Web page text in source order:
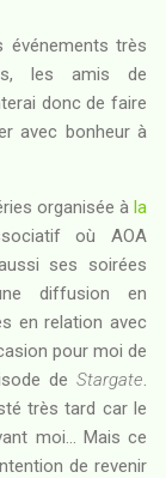
événements très
les amis de
donc de faire
avec bonheur à
organisée àla
où AOA
ses soirées
diffusion en
en relation avec
pour moi de
de Stargate
très tard car le
moi... Mais ce
de revenir